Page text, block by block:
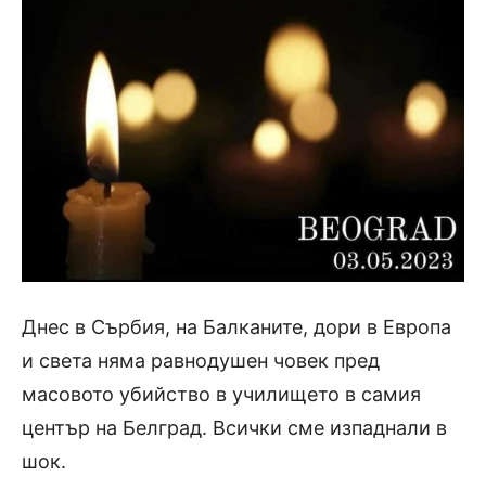
Днес в Сърбия, на Балканите, дори в Европа
и света няма равнодушен човек пред
масовото убийство в училището в самия
център на Белград. Всички сме изпаднали в
шок.